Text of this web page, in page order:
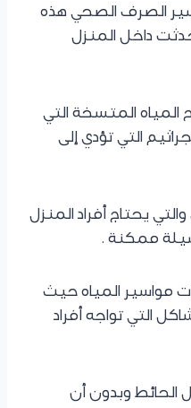
الصرف الصحي هذه
داخل المنزل
المياه المتسخة التي
التي تؤدي إلى
يحتاج أفراد المنزل
ممكنة .
مواسير المياه حيث
التي تواجه أفراد
الحائط وبدون أن